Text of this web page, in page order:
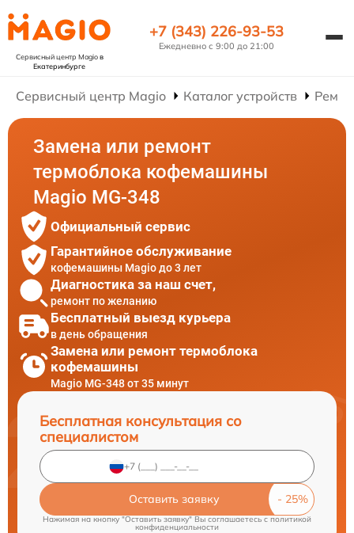
Сервисный центр Magioв
Екатеринбурге
+7 (343) 226-93-53
Ежедневно с 9:00 до 21:00
Сервисный центр Magio Каталог устройств
Замена или ремонт
термоблока кофемашины
Magio MG-348
Официальный сервис
Гарантийное обслуживание
кофемашины Magio до 3 лет
Диагностика за наш счет,
ремонт по желанию
Бесплатный выезд курьера
в день обращения
Замена или ремонт термоблока
кофемашины
Magio MG-348 от 35 минут
Бесплатная консультация со
специалистом
Оставить заявку
Нажимая на кнопку "Оставить заявку" Вы соглашаетесь cполитикой
конфиденциальности